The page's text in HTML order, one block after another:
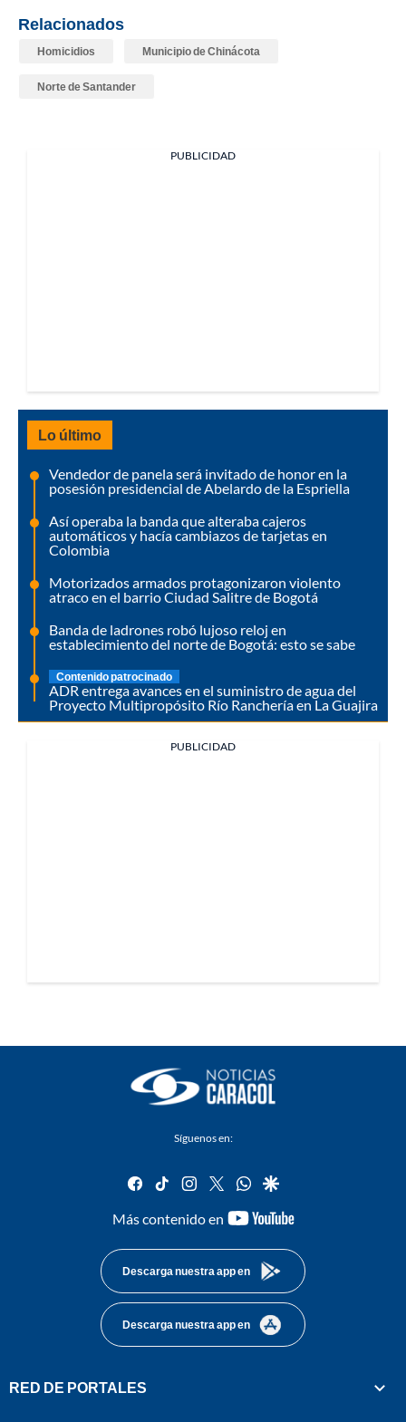
Relacionados
Homicidios Municipio de Chinácota
Norte de Santander
PUBLICIDAD
Lo último
Vendedor de panela será invitado de honor en la
posesión presidencial de Abelardo de la Espriella
Así operaba la banda que alteraba cajeros
automáticos y hacía cambiazos de tarjetas en
Colombia
Motorizados armados protagonizaron violento
atraco en el barrio Ciudad Salitre de Bogotá
Banda de ladrones robó lujoso reloj en
establecimiento del norte de Bogotá: esto se sabe
Contenido patrocinado
ADR entrega avances en el suministro de agua del
Proyecto Multipropósito Río Ranchería en La Guajira
PUBLICIDAD
Síguenos en:
facebook
tiktok instagram
twitterwhatsapp
google
Más contenido en
youtube-
Descarga nuestra app en
Descarga nuestra app en
RED DE PORTALES